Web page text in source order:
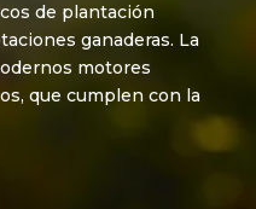
de plantación
ganaderas. La
motores
que cumplen con la